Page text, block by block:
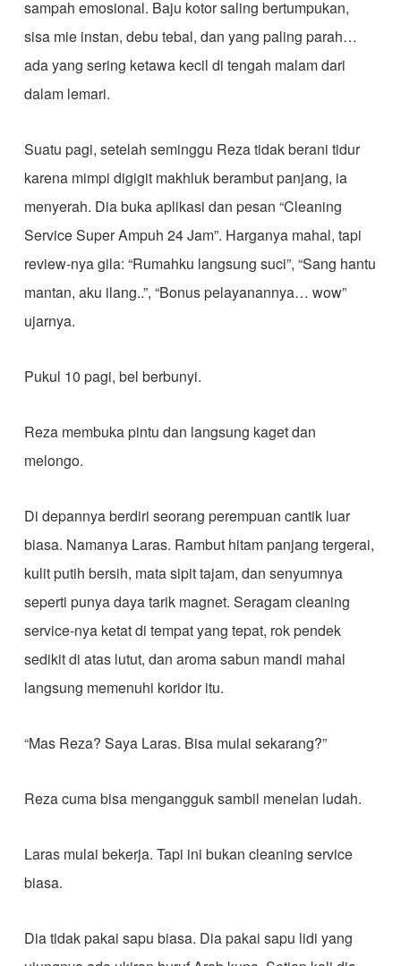
sampah emosional. Baju kotor saling bertumpukan,
sisa mie instan, debu tebal, dan yang paling parah…
ada yang sering ketawa kecil di tengah malam dari
dalam lemari.
Suatu pagi, setelah seminggu Reza tidak berani tidur
karena mimpi digigit makhluk berambut panjang, ia
menyerah. Dia buka aplikasi dan pesan “Cleaning
Service Super Ampuh 24 Jam”. Harganya mahal, tapi
review-nya gila: “Rumahku langsung suci”, “Sang hantu
mantan, aku ilang..”, “Bonus pelayanannya… wow”
ujarnya.
Pukul 10 pagi, bel berbunyi.
Reza membuka pintu dan langsung kaget dan
melongo.
Di depannya berdiri seorang perempuan cantik luar
biasa. Namanya Laras. Rambut hitam panjang tergerai,
kulit putih bersih, mata sipit tajam, dan senyumnya
seperti punya daya tarik magnet. Seragam cleaning
service-nya ketat di tempat yang tepat, rok pendek
sedikit di atas lutut, dan aroma sabun mandi mahal
langsung memenuhi koridor itu.
“Mas Reza? Saya Laras. Bisa mulai sekarang?”
Reza cuma bisa mengangguk sambil menelan ludah.
Laras mulai bekerja. Tapi ini bukan cleaning service
biasa.
Dia tidak pakai sapu biasa. Dia pakai sapu lidi yang